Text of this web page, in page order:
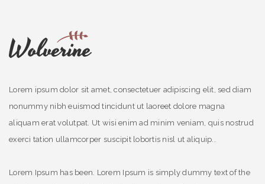
Lorem ipsum dolor sit amet, consectetuer adipiscing elit, sed diam
nonummy nibh euismod tincidunt ut laoreet dolore magna
aliquam erat volutpat. Ut wisi enim ad minim veniam, quis nostrud
exerci tation ullamcorper suscipit lobortis nisl ut aliquip..
Lorem Ipsum has been. Lorem Ipsum is simply dummy text of the